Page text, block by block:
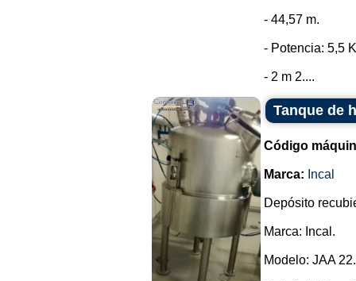
- 44,57 m.
- Potencia: 5,5
- 2 m 2....
Tanque de
Código
Marca: Incal
Depósito
Marca: Incal.
Modelo: JAA 22.